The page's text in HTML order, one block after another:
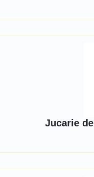
Jucarie